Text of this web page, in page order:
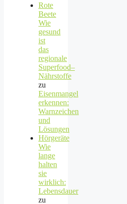
Rote
Beete
Wie
gesund
ist
das
regionale
Superfood–
Nährstoffe
zu
Eisenmangel
erkennen:
Warnzeichen
und
Lösungen
Hörgeräte
Wie
lange
halten
sie
wirklich:
Lebensdauer
zu